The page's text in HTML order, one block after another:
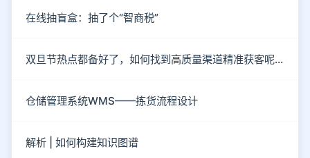
在线抽盲盒：抽了个“智商税”
双旦节热点都备好了，如何找到高质量渠道精准获客呢？
仓储管理系统WMS——拣货流程设计
解析 | 如何构建知识图谱